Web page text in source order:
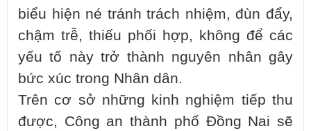
biểu hiện né tránh trách nhiệm, đùn đẩy,
chậm trễ, thiếu phối hợp, không để các
yếu tố này trở thành nguyên nhân gây
bức xúc trong Nhân dân.
Trên cơ sở những kinh nghiệm tiếp thu
được, Công an thành phố Đồng Nai sẽ